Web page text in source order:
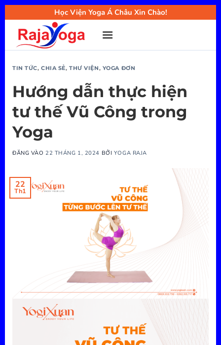
Bỏ
qua
nội
Học Viện Yoga Á Châu Xin Chào!
TIN TỨC,CHIA SẺ,THƯ VIỆN, YOGA ĐƠN
Hướng dẫn thực hiện
tư thế Vũ Công trong
Yoga
ĐĂNG VÀO 22 THÁNG 1, 2024 BỞI YOGA RAJA
22
Th1